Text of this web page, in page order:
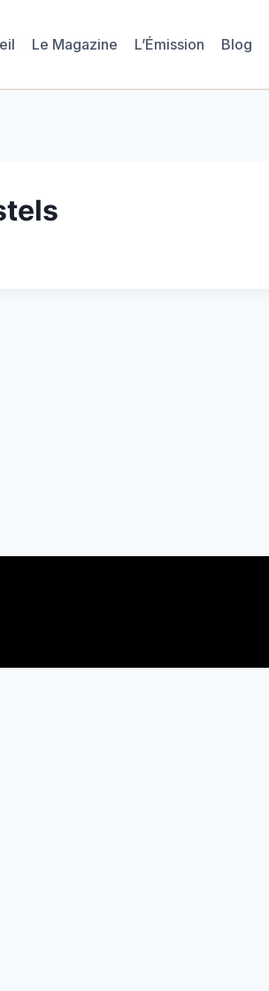
Le Magazine L’Émission Blog